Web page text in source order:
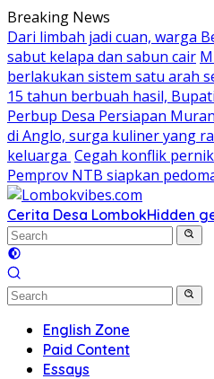
Skip
to
content
Breaking News
Dari limbah jadi cuan, warga
sabut kelapa dan sabun cair
berlakukan sistem satu arah
15 tahun berbuah hasil,
Perbup Desa Persiapan
di Anglo, surga kuliner yang
keluarga Cegah konflik
Pemprov NTB siapkan
Cerita Desa LombokHidden
English Zone
Paid Content
Essays